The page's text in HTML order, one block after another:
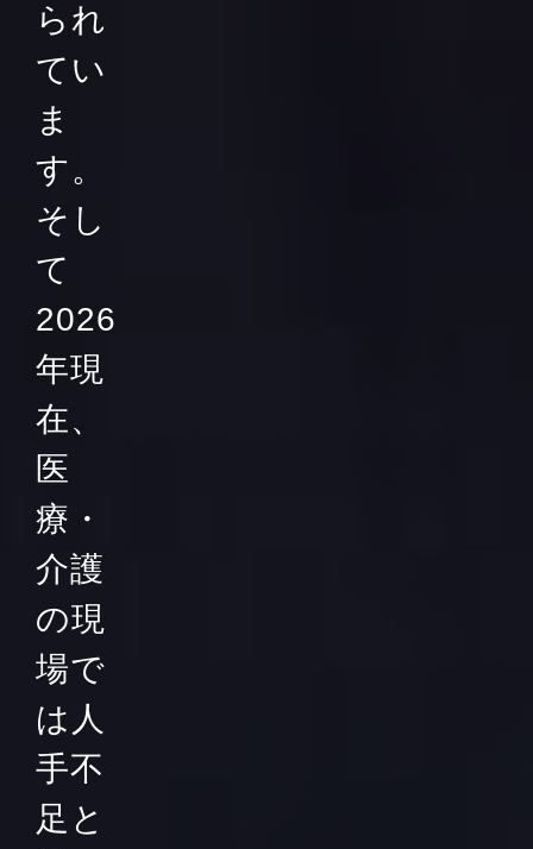
られ
てい
ま
す。
そし
て
2026
年現
在、
医
療・
介護
の現
場で
は人
手不
足と